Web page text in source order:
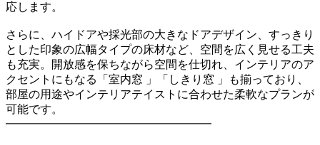
応します。
さらに、ハイドアや採光部の大きなドアデザイン、すっきり
とした印象の広幅タイプの床材など、空間を広く見せる工夫
も充実。開放感を保ちながら空間を仕切れ、インテリアのア
クセントにもなる「室内窓 」「しきり窓 」も揃っており、
部屋の用途やインテリアテイストに合わせた柔軟なプランが
可能です。
━━━━━━━━━━━━━━━━━━